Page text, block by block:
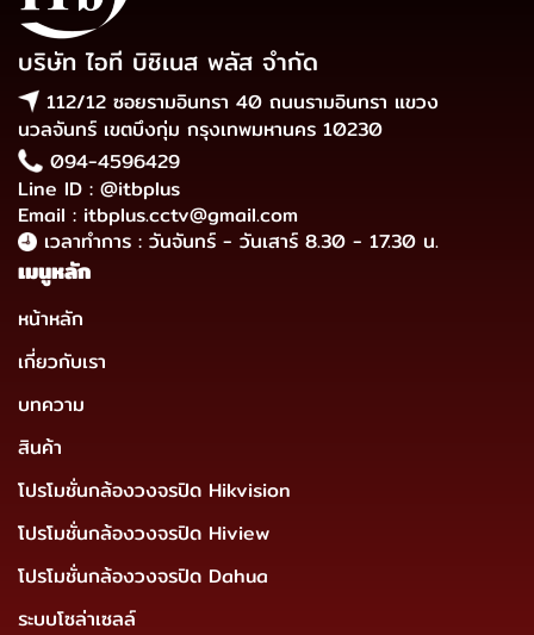
บริษัท ไอที บิซิเนส พลัส จำกัด
112/12 ซอยรามอินทรา 40 ถนนรามอินทรา แขวง
นวลจันทร์ เขตบึงกุ่ม กรุงเทพมหานคร 10230
094-4596429
Line ID : @itbplus
Email : itbplus.cctv@gmail.com
เวลาทำการ : วันจันทร์ - วันเสาร์ 8.30 - 17.30 น.
เมนูหลัก
หน้าหลัก
เกี่ยวกับเรา
บทความ
สินค้า
โปรโมชั่นกล้องวงจรปิด Hikvision
โปรโมชั่นกล้องวงจรปิด Hiview
โปรโมชั่นกล้องวงจรปิด Dahua
ระบบโซล่าเซลล์